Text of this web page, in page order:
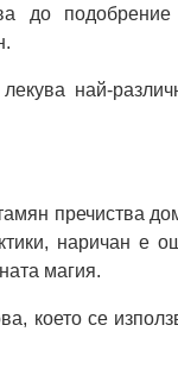
до
най-
пречиства
наричан е
магия.
което се